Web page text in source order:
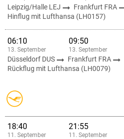
Leipzig/Halle LEJ Frankfurt FRA
Hinflug mit Lufthansa (LH0157)
06:10
13. September
09:50
13. September
Düsseldorf DUS Frankfurt FRA
Rückflug mit Lufthansa (LH0079)
18:40
11. September
21:55
11. September